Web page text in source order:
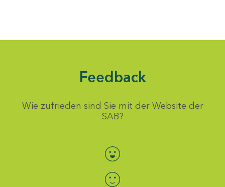
Feedback
Wie zufrieden sind Sie mit der Website der
SAB?
Bewertung auswählen